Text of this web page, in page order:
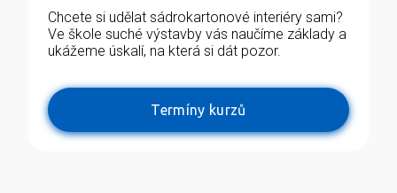
Chcete si udělat sádrokartonové interiéry sami?
Ve škole suché výstavby vás naučíme základy a
ukážeme úskalí, na která si dát pozor.
Termíny kurzů